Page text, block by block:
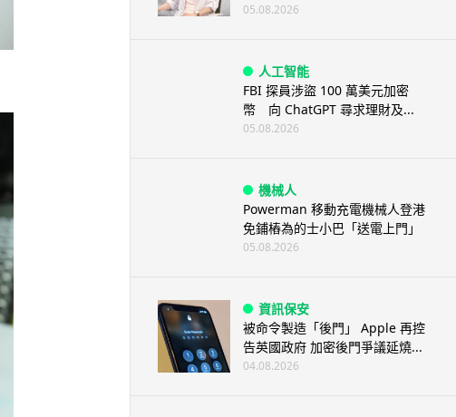
05.08.2026
人工智能
FBI 探員涉盜 100 萬美元加密
幣 向 ChatGPT 尋求理財及...
05.08.2026
機械人
Powerman 移動充電機械人登港
免鋪樁為的士小巴「送電上門」
05.08.2026
資訊保安
被命令製造「後門」 Apple 再控
告英國政府 加密後門爭議延燒...
04.08.2026